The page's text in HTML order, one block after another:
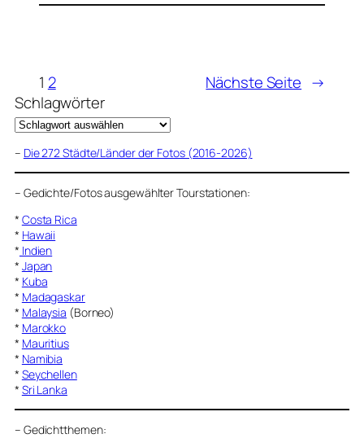
1 2 Nächste Seite →
Schlagwörter
– Die 272 Städte/Länder der Fotos (2016-2026)
– Gedichte/Fotos ausgewählter Tourstationen:
* Costa Rica
* Hawaii
* Indien
* Japan
* Kuba
* Madagaskar
* Malaysia (Borneo)
* Marokko
* Mauritius
* Namibia
* Seychellen
* Sri Lanka
– Gedichtthemen: